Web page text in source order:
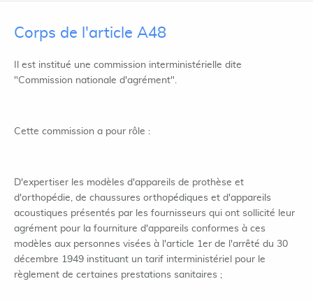
Corps de l'article A48
Il est institué une commission interministérielle dite
"Commission nationale d'agrément".
Cette commission a pour rôle :
D'expertiser les modèles d'appareils de prothèse et
d'orthopédie, de chaussures orthopédiques et d'appareils
acoustiques présentés par les fournisseurs qui ont sollicité leur
agrément pour la fourniture d'appareils conformes à ces
modèles aux personnes visées à l'article 1er de l'arrêté du 30
décembre 1949 instituant un tarif interministériel pour le
règlement de certaines prestations sanitaires ;